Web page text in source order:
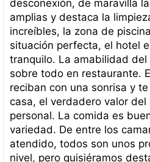
desconexión, de maravilla
amplias y destaca la
increíbles, la zona de
situación perfecta, el hotel
tranquilo. La amabilidad del
sobre todo en restaurante.
reciban con una sonrisa y
casa, el verdadero valor
personal. La comida es
variedad. De entre los
atendido, todos son unos
nivel, pero quisiéramos